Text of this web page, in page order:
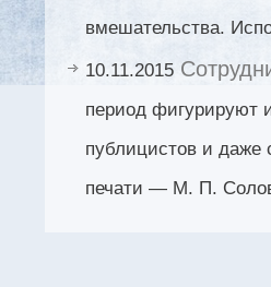
вмешательства.
10.11.2015
период фигурируют
публицистов и даже
печати — М. П.